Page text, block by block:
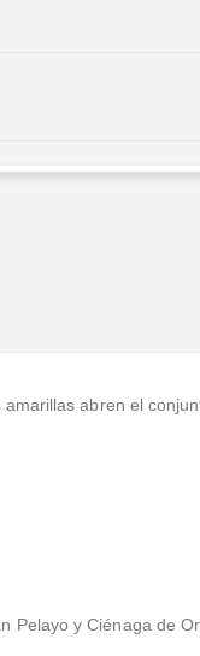
abren el
Pelayo y Ciénaga de